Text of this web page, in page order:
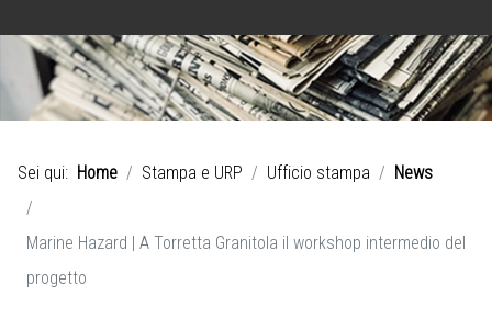
Sei qui: Home Stampa e URP Ufficio stampa News
Marine Hazard | A Torretta Granitola il workshop intermedio del
progetto